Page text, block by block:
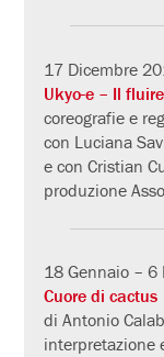
17 Dicembre
Ukyo-e – Il
coreografie e
con Luciana
e con Cristian
produzione
18 Gennaio –
Cuore di cactus
di Antonio
interpretazione